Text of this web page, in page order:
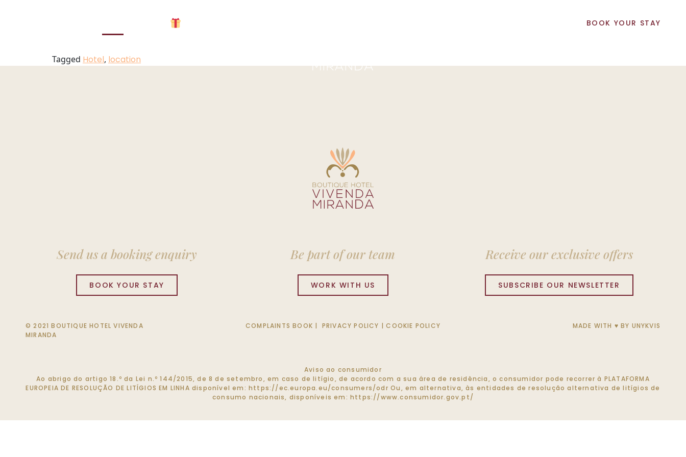
BOOK YOUR STAY
Drone 1
Tagged Hotel, location
Send us a booking enquiry
BOOK YOUR STAY
Be part of our team
WORK WITH US
Receive our exclusive offers
SUBSCRIBE OUR NEWSLETTER
© 2021 BOUTIQUE HOTEL VIVENDA
MIRANDA
COMPLAINTS BOOK | PRIVACY POLICY |COOKIE POLICY MADE WITH ♥ BY UNYKVIS
Aviso ao consumidor
Ao abrigo do artigo 18.º da Lei n.º 144/2015, de 8 de setembro, em caso de litígio, de acordo com a sua área de residência, o consumidor pode recorrer à PLATAFORMA
EUROPEIA DE RESOLUÇÃO DE LITÍGIOS EM LINHA disponível em:https://ec.europa.eu/consumers/odr Ou, em alternativa, às entidades de resolução alternativa de litígios de
consumo nacionais, disponíveis em: https://www.consumidor.gov.pt/